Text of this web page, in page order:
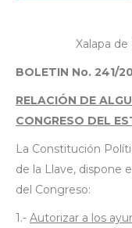
Xalapa
BOLETIN No. 241/20
RELACIÓN DE
CONGRESO DEL
La Constitución
de la Llave, dispone
del Congreso:
1.- Autorizar a los